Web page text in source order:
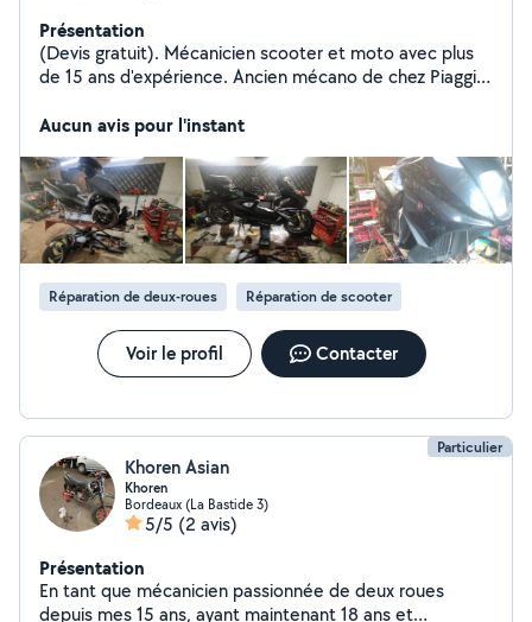
Présentation
(Devis gratuit). Mécanicien scooter et moto avec plus
de 15 ans d'expérience. Ancien mécano de chez Piaggio
moteur 2 temps et 4 temps toute marque de 50cc à
rapide et efficace. Je peux intervenir à domicile, dans
les alentours de Floirac.
Aucun avis pour l'instant
Réparation de deux-roues Réparation de scooter
Voir le profil Contacter
Particulier
Khoren Asian
Khoren
Bordeaux (La Bastide 3)
5/5 (2 avis)
Présentation
En tant que mécanicien passionnée de deux roues
depuis mes 15 ans, ayant maintenant 18 ans et